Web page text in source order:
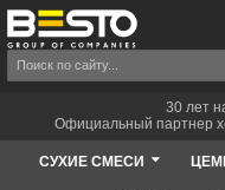
30 лет
Официальный партнер
СУХИЕ СМЕСИ